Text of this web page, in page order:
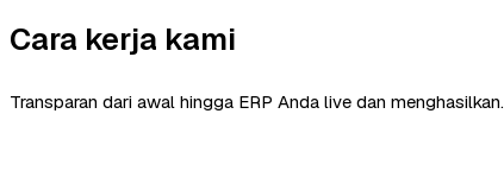
Cara kerja kami
Transparan dari awal hingga ERP Anda live dan menghasilkan.